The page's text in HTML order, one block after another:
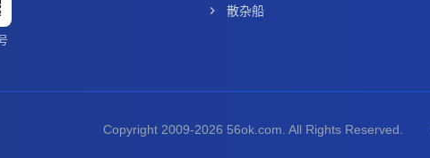
散杂船
Copyright 2009-2026 56ok.com. All Rights Reserved.